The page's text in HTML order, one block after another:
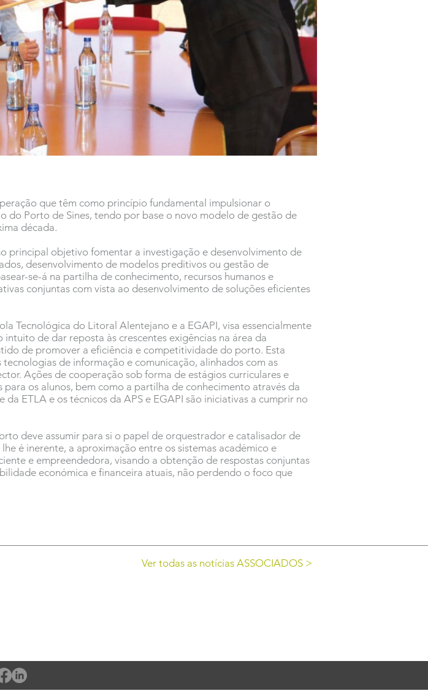
que têm como princípio fundamental impulsionar o
Porto de Sines, tendo por base o novo modelo de gestão de
década.
principal objetivo fomentar a investigação e desenvolvimento de
desenvolvimento de modelos preditivos ou gestão de
se-á na partilha de conhecimento, recursos humanos e
conjuntas com vista ao desenvolvimento de soluções eficientes
Tecnológica do Litoral Alentejano e a EGAPI, visa essencialmente
intuito de dar reposta às crescentes exigências na área da
de promover a eficiência e competitividade do porto. Esta
de informação e comunicação, alinhados com as
Ações de cooperação sob forma de estágios curriculares e
os alunos, bem como a partilha de conhecimento através da
ETLA e os técnicos da APS e EGAPI são iniciativas a cumprir no
deve assumir para si o papel de orquestrador e catalisador de
é inerente, a aproximação entre os sistemas académico e
e empreendedora, visando a obtenção de respostas conjuntas
económica e financeira atuais, não perdendo o foco que
Ver todas as notícias ASSOCIADOS >